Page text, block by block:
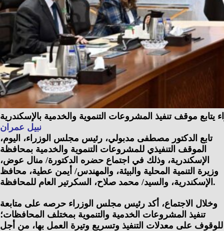
يتابع موقف تنفيذ المشروعات التنموية والخدمية بالإسكندرية
نبيل عمران
تابع الدكتور مصطفى مدبولي، رئيس مجلس الوزراء، اليوم،
الموقف التنفيذي للمشروعات التنموية والخدمية بمحافظة
الإسكندرية، وذلك في اجتماع حضره الدكتورة/ منال عوض،
وزيرة التنمية المحلية والبيئة، والمهندس/ أيمن عطية، محافظ
الإسكندرية، والسيد/ محمد صلاح، السكرتير العام للمحافظة.
وخلال الاجتماع، أكد رئيس مجلس الوزراء حرصه على متابعة
تنفيذ المشروعات الخدمية والتنموية بمختلف المحافظات؛
للوقوف على معدلات التنفيذ وتسريع وتيرة العمل بها، من أجل